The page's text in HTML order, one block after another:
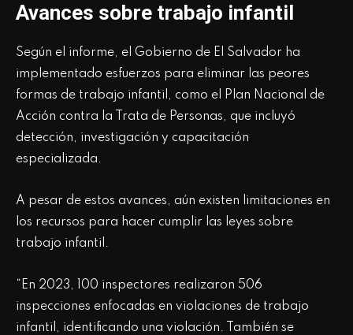
Avances sobre trabajo infantil
Según el informe, el Gobierno de El Salvador ha
implementado esfuerzos para eliminar las peores
formas de trabajo infantil, como el Plan Nacional de
Acción contra la Trata de Personas, que incluyó
detección, investigación y capacitación
especializada.
A pesar de estos avances, aún existen limitaciones en
los recursos para hacer cumplir las leyes sobre
trabajo infantil.
“En 2023, 100 inspectores realizaron 506
inspecciones enfocadas en violaciones de trabajo
infantil, identificando una violación. También se